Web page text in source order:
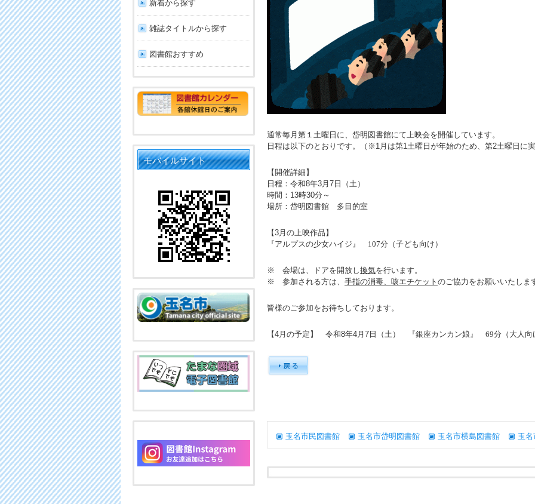
通常毎月第１土曜日に、岱明図書館にて上映会を開催しています。
日程は以下のとおりです。（※1月は第1土曜日が年始のため、第2土曜日に
【開催詳細】
日程：令和8年3月7日（土）
時間：13時30分～
場所：岱明図書館 多目的室
【3月の上映作品】
『アルプスの少女ハイジ』 107分（子ども 向け ）
※ 会場は、ドアを開放し換気を行います。
※ 参加される方は、 手指の消毒、咳エチケット のご協力をお願いいたしま
皆様のご参加をお待ちしております。
【4月の予定】 令和8年4月7日（土） 『銀座カンカン娘』 69分（大人 向
玉名市民図書館 玉名市岱明図書館 玉名市横島図書館 玉
新着から探す
雑誌タイトルから探す
図書館おすすめ
モバイルサイト